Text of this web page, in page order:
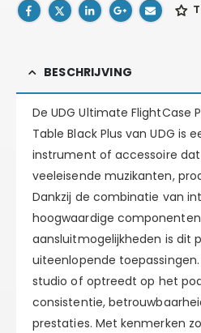
BESCHRIJVING
De UDG Ultimate FlightCase
Table Black Plus van UDG is
instrument of accessoire
veeleisende muzikanten,
Dankzij de combinatie van
hoogwaardige
aansluitmogelijkheden is dit
uiteenlopende
studio of optreedt op het
consistentie,
prestaties. Met kenmerken